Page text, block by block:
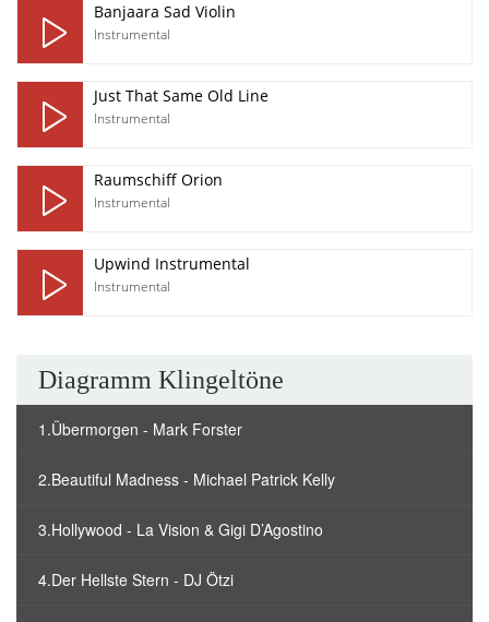
Banjaara Sad Violin
Instrumental
Just That Same Old Line
Instrumental
Raumschiff Orion
Instrumental
Upwind Instrumental
Instrumental
Diagramm Klingeltöne
1.Übermorgen - Mark Forster
2.Beautiful Madness - Michael Patrick Kelly
3.Hollywood - La Vision & Gigi D’Agostino
4.Der Hellste Stern - DJ Ötzi